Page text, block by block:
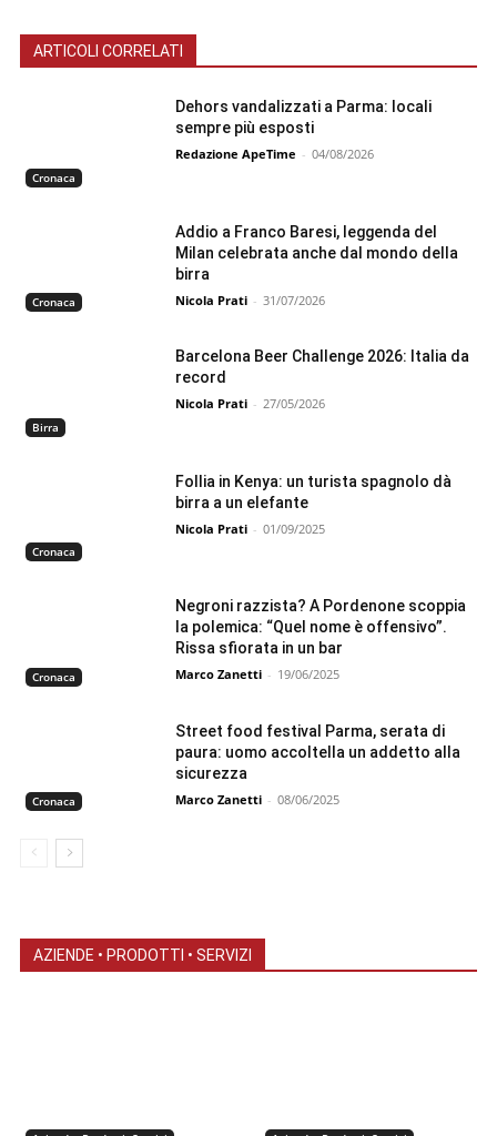
ARTICOLI CORRELATI
Cronaca
Dehors vandalizzati a Parma: locali
sempre più esposti
Redazione ApeTime - 04/08/2026
Cronaca
Addio a Franco Baresi, leggenda del
Milan celebrata anche dal mondo della
birra
Nicola Prati - 31/07/2026
Birra
Barcelona Beer Challenge 2026: Italia da
record
Nicola Prati - 27/05/2026
Cronaca
Follia in Kenya: un turista spagnolo dà
birra a un elefante
Nicola Prati - 01/09/2025
Cronaca
Negroni razzista? A Pordenone scoppia
la polemica: “Quel nome è offensivo”.
Rissa sfiorata in un bar
Marco Zanetti - 19/06/2025
Cronaca
Street food festival Parma, serata di
paura: uomo accoltella un addetto alla
sicurezza
Marco Zanetti - 08/06/2025
AZIENDE • PRODOTTI • SERVIZI